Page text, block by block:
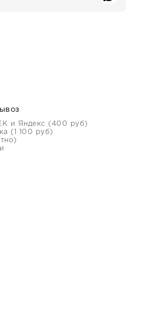
и Яндекс (400 руб)
(1 100 руб)